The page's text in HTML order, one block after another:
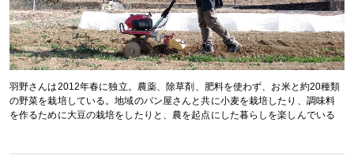
羽野さんは2012年春に独立。農薬、除草剤、肥料を使わず、お米と約20種類
の野菜を栽培している。地域のパン屋さんと共に小麦を栽培したり、調味料
を作るために大豆の栽培をしたりと、農を起点にした暮らしを楽しんでいる